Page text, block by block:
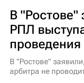
В "Ростове"
РПЛ
В "Ростове"
арбитра не